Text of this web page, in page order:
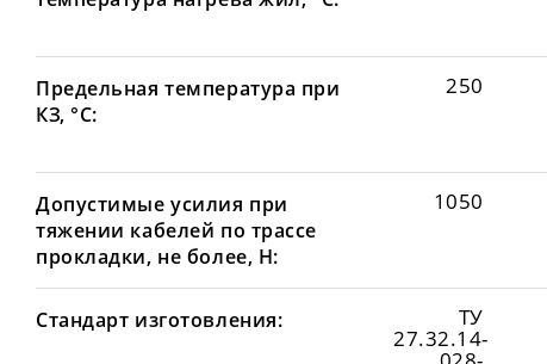
Предельная температура при
КЗ, °С:
250
Допустимые усилия при
тяжении кабелей по трассе
прокладки, не более, Н:
1050
Стандарт изготовления: ТУ
27.32.14-